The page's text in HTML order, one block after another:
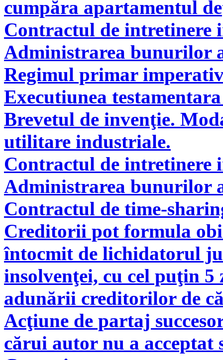
cumpăra apartamentul
Contractul de intretinere
Administrarea bunurilor
Regimul primar
Executiunea
Brevetul de invenţie.
utilitare industriale.
Contractul de intretinere
Administrarea bunurilor
Contractul de time-
Creditorii pot formula
întocmit de lichidatorul
insolvenţei, cu cel puţin
adunării creditorilor de
Acţiune de partaj
cărui autor nu a acceptat